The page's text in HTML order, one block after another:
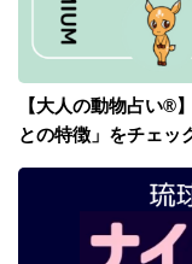
【大人の動物占い®
との特徴」をチェッ